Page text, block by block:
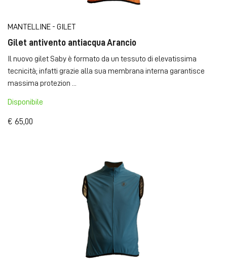
MANTELLINE - GILET
Gilet antivento antiacqua Arancio
Il nuovo gilet Saby è formato da un tessuto di elevatissima
tecnicità; infatti grazie alla sua membrana interna garantisce
massima protezion ...
Disponibile
€ 65,00